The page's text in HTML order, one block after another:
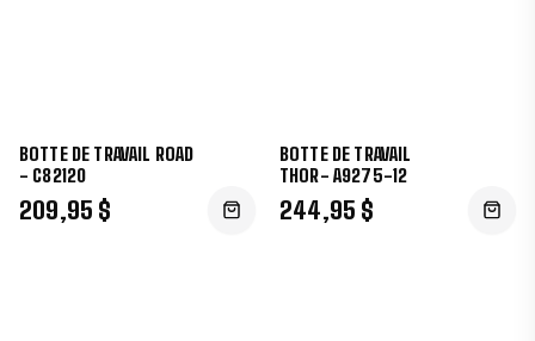
BOTTE DE TRAVAIL ROAD
- C82120
209,95 $
BOTTE DE TRAVAIL
THOR- A9275-12
244,95 $